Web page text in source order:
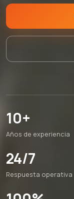
10+
Años de experiencia
24/7
Respuesta operativa